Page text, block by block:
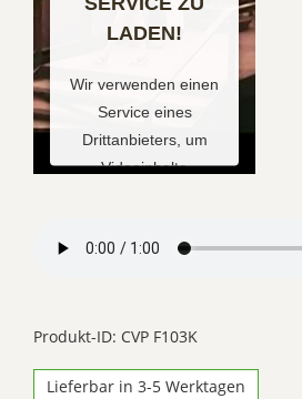
LADEN!
Wir verwenden einen
Service eines
Drittanbieters, um
Videoinhalte
Ihren Aktivitäten
und stimmen Sie der
zu, um dieses Video
Produkt-ID: CVP F103K
Lieferbar in 3-5 Werktagen